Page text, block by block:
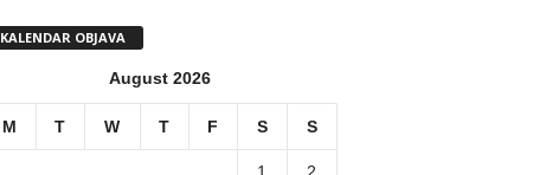
KALENDAR OBJAVA
August 2026
M T W T F S S
1 2